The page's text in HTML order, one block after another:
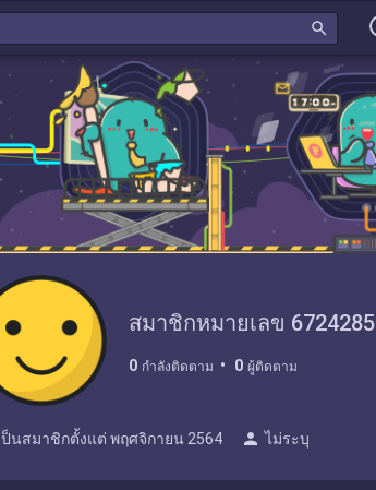
search
สมาชิกหมายเลข 6724285
0 กำลังติดตาม 0 ผู้ติดตาม
ป็นสมาชิกตั้งแต่ พฤศจิกายน 2564 person ไม่ระบุ